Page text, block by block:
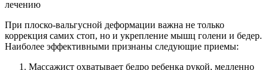
При плоско-вальгусной деформации важна не только
коррекция самих стоп, но и укрепление мышц голени и бедер.
Наиболее эффективными признаны следующие приемы:
Массажист охватывает бедро ребенка рукой, медленно